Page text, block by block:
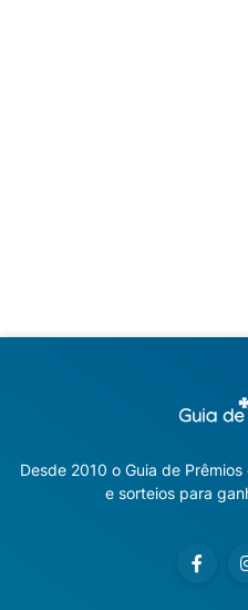
Desde 2010 o Guia de
e sorteios para